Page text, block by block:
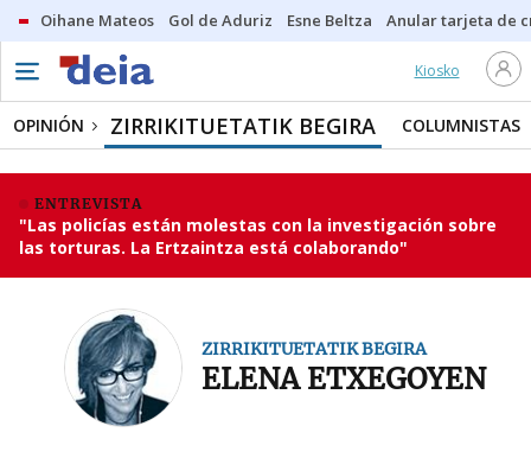
Oihane Mateos Gol de Aduriz Esne Beltza Anular tarjeta de
Kiosko
OPINIÓN ZIRRIKITUETATIK BEGIRA COLUMNISTAS
ENTREVISTA
"Las policías están molestas con la investigación sobre
las torturas. La Ertzaintza está colaborando"
ZIRRIKITUETATIK BEGIRA
ELENA ETXEGOYEN